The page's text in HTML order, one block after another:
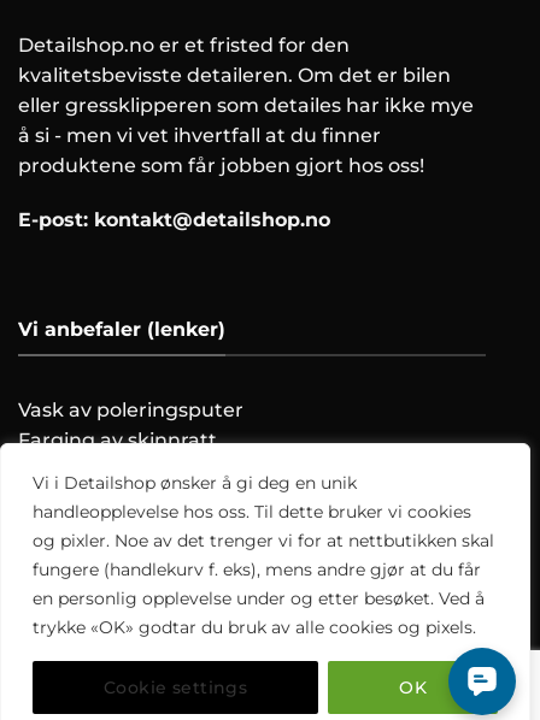
Vi i Detailshop ønsker å gi deg en unik
handleopplevelse hos oss. Til dette bruker vi cookies
og pixler. Noe av det trenger vi for at nettbutikken skal
fungere (handlekurv f. eks), mens andre gjør at du får
en personlig opplevelse under og etter besøket. Ved å
trykke «OK» godtar du bruk av alle cookies og pixels.
Cookie settings OK
Detailshop.no er et fristed for den
kvalitetsbevisste detaileren. Om det er bilen
eller gressklipperen som detailes har ikke mye
å si - men vi vet ihvertfall at du finner
produktene som får jobben gjort hos oss!
E-post: kontakt@detailshop.no
Vi anbefaler (lenker)
Vask av poleringsputer
Farging av skinnratt
Hvordan clayer du?
Alle artikler
Copyright 2026 © Detailshop.no